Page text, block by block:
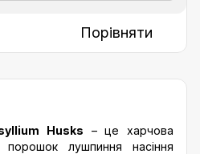
Порівняти
Husks – це харчова
лушпиння насіння